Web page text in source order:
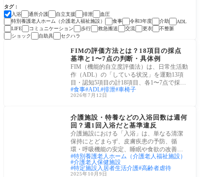
タグ
入浴
通所介護 自立支援 排泄
血圧
特別養護老人ホーム（介護老人福祉施設）
食事 令和3年度 介助
ADL
LIFE
コミュニケーション 歩行 救急搬送 交流 更衣
不整脈
ショック
自助具 セクハラ
アセスメント
FIMの評価方法とは？18項目の採点
基準と1〜7点の判断・具体例
FIM（機能的自立度評価法）は、日常生活動
作（ADL）の「している状況」を運動13項
目・認知5項目の計18項目、各1〜7点で採点
する評価
食事 ADL 排泄 車椅子
2026年7月12日
介護施設・特養などの入浴回数は週何
回？週1回入浴だと基準違反
介護施設における「入浴」は、単なる清潔
保持にとどまらず、皮膚疾患の予防、循
環・呼吸機能の安定、睡眠や食欲の改善、
そして尊
特別養護老人ホーム（介護老人福祉施設）
介護老人保健施設
特定施設入居者生活介護 高齢者虐待
2025年10月9日